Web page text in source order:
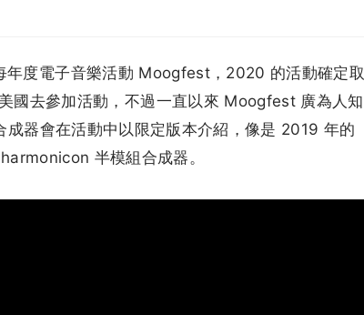
度電子音樂活動 Moogfest，2020 的活動確定取
國去參加活動，不過一直以來 Moogfest 廣為人知
器會在活動中以限定版本介紹，像是 2019 年的
半模組合成器。